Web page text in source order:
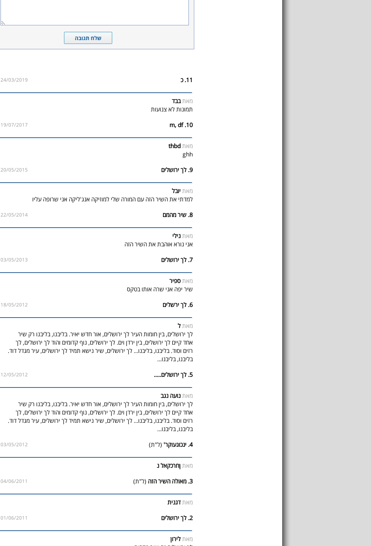
11. כ 24/03/2019 - 20:34
מאתבבד
תמונות לא צנועות
10. m, df
19/07/2017 - 13:47
מאתthbd
ghh
9. לך ירושלים
20/05/2015 - 19:29
מאתיובל
למדתי את השיר הזה עם המורה שלי למוזיקה אנג'ליקה אני שרופה עליו
8. שיר מהמם
22/05/2014 - 20:21
מאתנילי
אני נורא אוהבת את השיר הזה
7. לך ירושלים
03/05/2013 - 11:58
מאתספיר
שיר יפה אני שרה אותו בטקס
6. לך ירשלים
18/05/2012 - 14:55
מאתל
לך ירושלים, בין חומות העיר לך ירושלים, אור חדש יאיר. בליבנו, בליבנו רק שיר
אחד קיים לך ירושלים, בין ירדן וים. לך ירושלים, נוף קדומים והוד לך ירושלים, לך
רזים וסוד. בליבנו, בליבנו... לך ירושלים, שיר נישא תמיד לך ירושלים, עיר מגדל דוד.
בליבנו, בליבנו...
5. לך ירושלים.....
12/05/2012 - 00:32
מאתנועה נגב
לך ירושלים, בין חומות העיר לך ירושלים, אור חדש יאיר. בליבנו, בליבנו רק שיר
אחד קיים לך ירושלים, בין ירדן וים. לך ירושלים, נוף קדומים והוד לך ירושלים, לך
רזים וסוד. בליבנו, בליבנו... לך ירושלים, שיר נישא תמיד לך ירושלים, עיר מגדל דוד.
בליבנו, בליבנו...
4. ינכוגעוקר'
(ל"ת) 03/05/2012 - 15:34
מאתןחרכקאל נ
3. מאולה השיר הזה
(ל"ת) 04/06/2011 - 12:45
מאתדגנית
2. לך ירושלים
01/06/2011 - 18:30
מאתלירון